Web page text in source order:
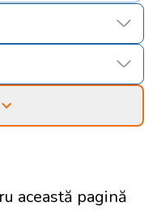
această pagină